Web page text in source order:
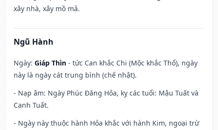
xây nhà, xây mồ mả.
Ngũ Hành
Ngày: Giáp Thìn - tức Can khắc Chi (Mộc khắc Thổ), ngày
này là ngày cát trung bình (chế nhật).
- Nạp âm: Ngày Phúc Đăng Hỏa, kỵ các tuổi: Mậu Tuất và
Canh Tuất.
- Ngày này thuộc hành Hỏa khắc với hành Kim, ngoại trừ